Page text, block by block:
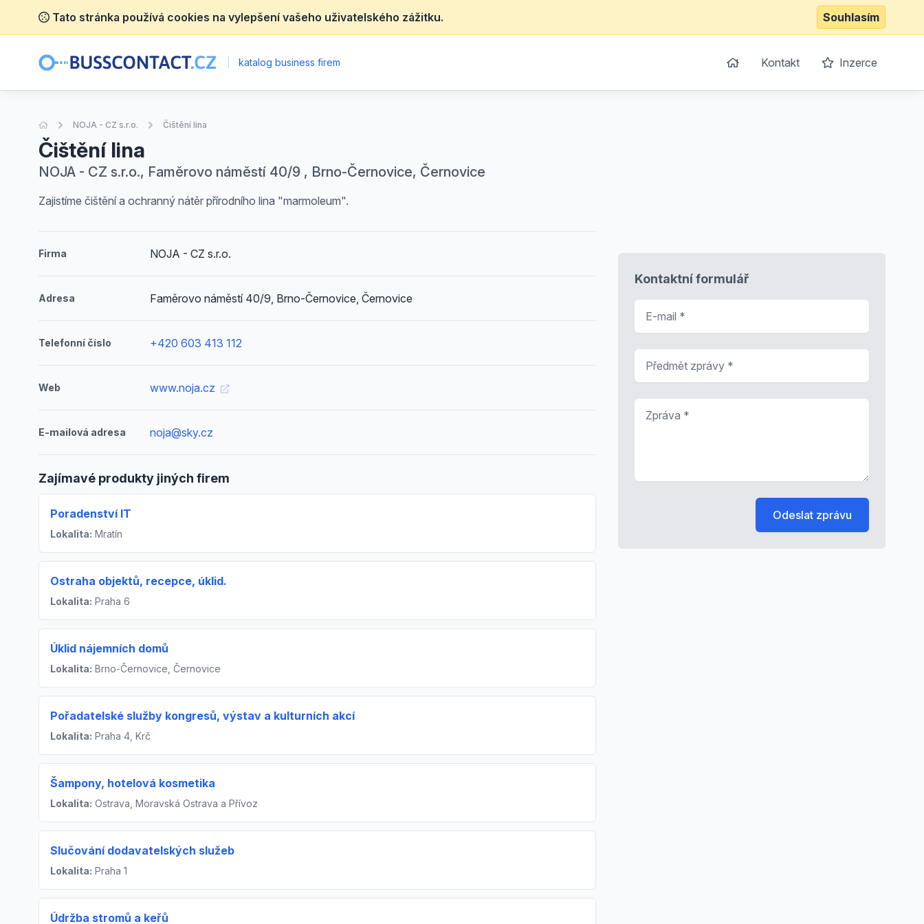
Tato stránka používá cookies na vylepšení vašeho uživatelského zážitku. Souhlasím
katalog business firem Kontakt Inzerce
Úvodní stránka
NOJA - CZ s.r.o. Čištění lina
Čištění lina
NOJA - CZ s.r.o., Faměrovo náměstí 40/9 , Brno-Černovice, Černovice
Zajistíme čištění a ochranný nátěr přírodního lina "marmoleum".
Firma NOJA - CZ s.r.o.
Adresa Faměrovo náměstí 40/9, Brno-Černovice, Černovice
Telefonní číslo +420 603 413 112
Web www.noja.cz
E-mailová adresa noja@sky.cz
Zajímavé produkty jiných firem
Poradenství IT
Lokalita: Mratín
Ostraha objektů, recepce, úklid.
Lokalita: Praha 6
Úklid nájemních domů
Lokalita: Brno-Černovice, Černovice
Pořadatelské služby kongresů, výstav a kulturních akcí
Lokalita: Praha 4, Krč
Šampony, hotelová kosmetika
Lokalita: Ostrava, Moravská Ostrava a Přívoz
Slučování dodavatelských služeb
Lokalita: Praha 1
Údržba stromů a keřů
Kontaktní formulář
Odeslat zprávu